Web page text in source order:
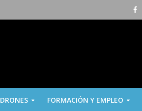
DRONES FORMACIÓN Y EMPLEO